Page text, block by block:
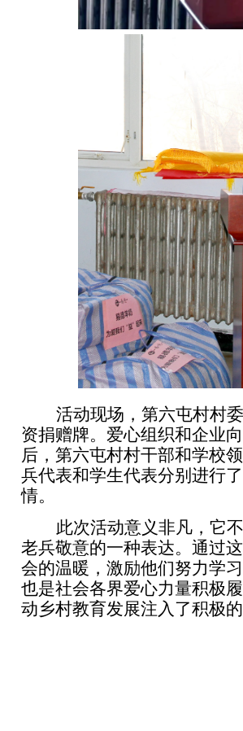
活动现场，第六屯村村
资捐赠牌。爱心组织和企业
后，第六屯村村干部和学校
兵代表和学生代表分别进行
情。
此次活动意义非凡，它
老兵敬意的一种表达。通过
会的温暖，激励他们努力学
也是社会各界爱心力量积极
动乡村教育发展注入了积极的